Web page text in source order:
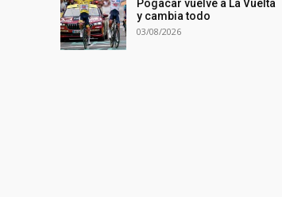
Pogacar vuelve a La Vuelta
y cambia todo
03/08/2026